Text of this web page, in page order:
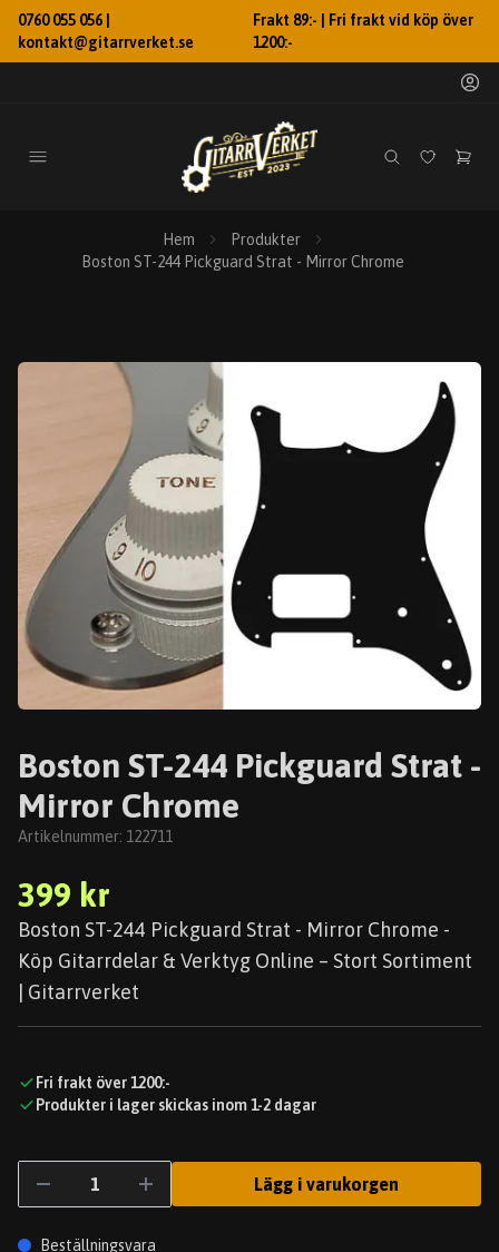
0760 055 056 |
kontakt@gitarrverket.se
Frakt 89:- | Fri frakt vid köp över
1200:-
Hem
Produkter
Boston ST-244 Pickguard Strat - Mirror Chrome
Boston ST-244 Pickguard Strat -
Mirror Chrome
Artikelnummer: 122711
399 kr
Boston ST-244 Pickguard Strat - Mirror Chrome -
Köp Gitarrdelar & Verktyg Online – Stort Sortiment
| Gitarrverket
Fri frakt över 1200:-
Produkter i lager skickas inom 1-2 dagar
Lägg i varukorgen
Beställningsvara